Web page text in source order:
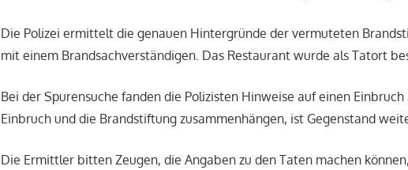
Die Polizei ermittelt die genauen Hintergründe der vermuteten
mit einem Brandsachverständigen. Das Restaurant wurde als Tatort
Bei der Spurensuche fanden die Polizisten Hinweise auf einen
Einbruch und die Brandstiftung zusammenhängen, ist Gegenstand
Die Ermittler bitten Zeugen, die Angaben zu den Taten machen